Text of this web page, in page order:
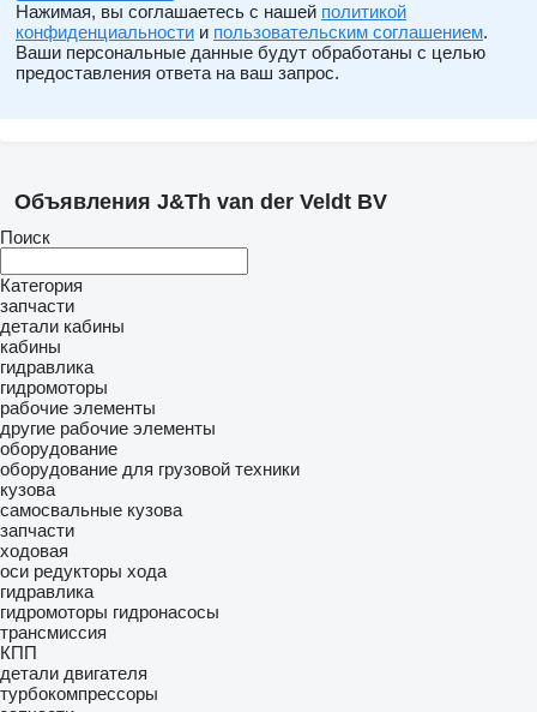
Нажимая, вы соглашаетесь с нашей политикой
конфиденциальности и пользовательским соглашением.
Ваши персональные данные будут обработаны с целью
предоставления ответа на ваш запрос.
Объявления J&Th van der Veldt BV
Поиск
Категория
запчасти
детали кабины
кабины
гидравлика
гидромоторы
рабочие элементы
другие рабочие элементы
оборудование
оборудование для грузовой техники
кузова
самосвальные кузова
запчасти
ходовая
оси редукторы хода
гидравлика
гидромоторы гидронасосы
трансмиссия
КПП
детали двигателя
турбокомпрессоры